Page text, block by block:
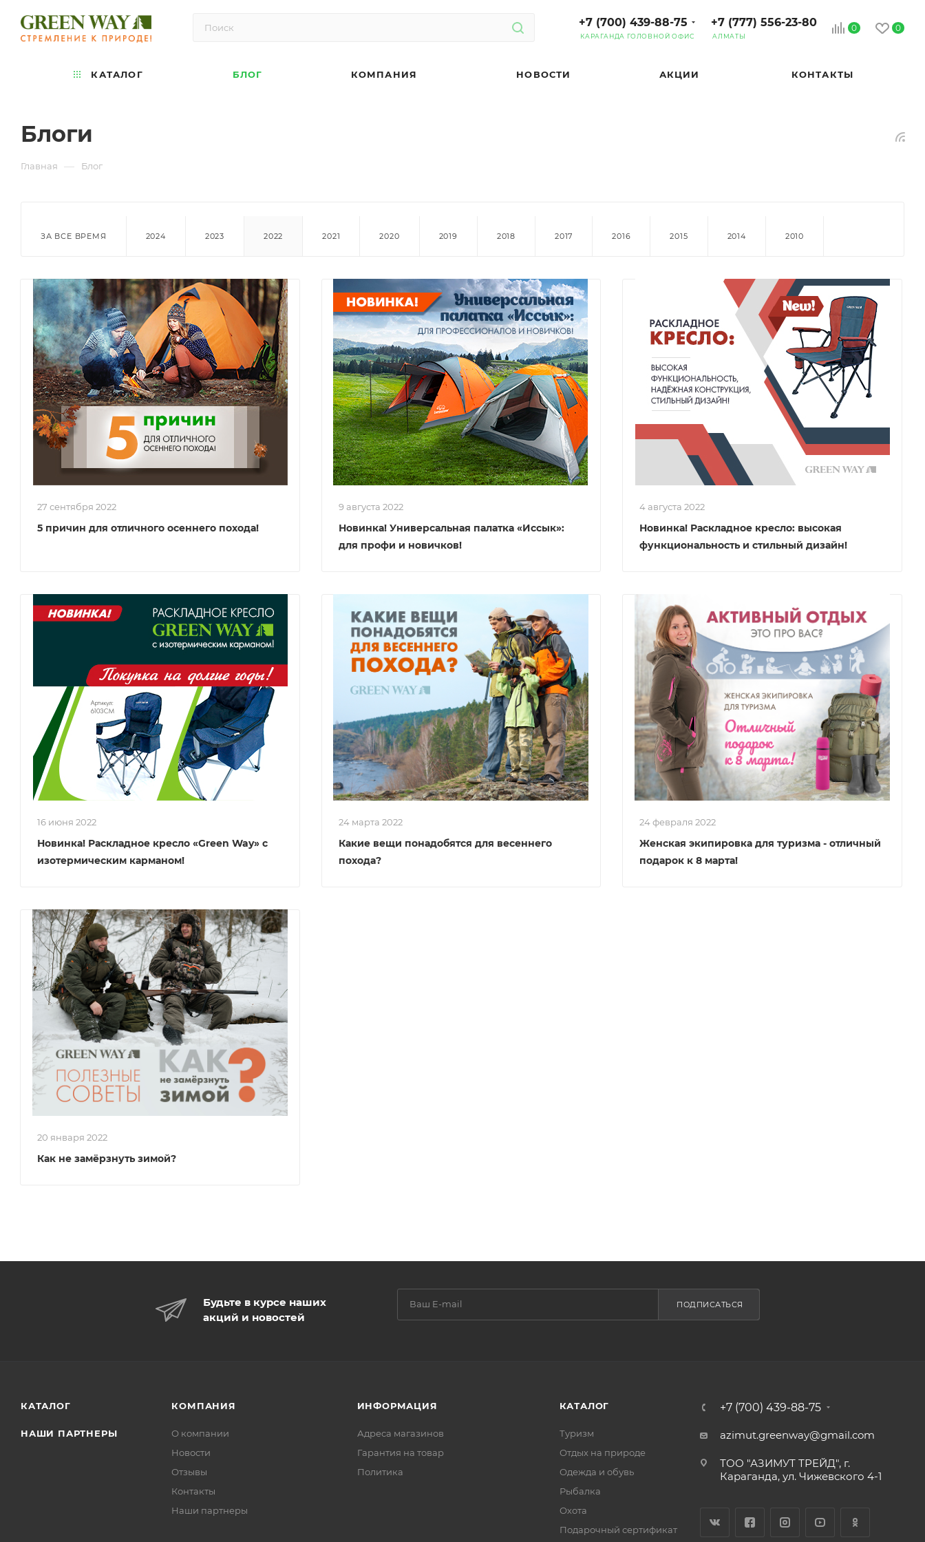
0 0
+7 (777) 556-23-80
АЛМАТЫ
+7 (700) 439-88-75
КАРАГАНДА ГОЛОВНОЙ ОФИС
КАТАЛОГ БЛОГ КОМПАНИЯ НОВОСТИ АКЦИИ КОНТАКТЫ
Блоги
Главная — Блог
ЗА ВСЕ ВРЕМЯ 2024 2023 2022 2021 2020 2019 2018 2017 2016 2015 2014 2010
27 сентября 2022
5 причин для отличного осеннего похода!
9 августа 2022
Новинка! Универсальная палатка «Иссык»:
для профи и новичков!
4 августа 2022
Новинка! Раскладное кресло: высокая
функциональность и стильный дизайн!
16 июня 2022
Новинка! Раскладное кресло «Green Way» с
изотермическим карманом!
24 марта 2022
Какие вещи понадобятся для весеннего
похода?
24 февраля 2022
Женская экипировка для туризма - отличный
подарок к 8 марта!
20 января 2022
Как не замёрзнуть зимой?
Будьте в курсе наших
акций и новостей
ПОДПИСАТЬСЯ
КАТАЛОГ
НАШИ ПАРТНЕРЫ
КОМПАНИЯ
О компании
Новости
Отзывы
Контакты
Наши партнеры
ИНФОРМАЦИЯ
Адреса магазинов
Гарантия на товар
Политика
КАТАЛОГ
Туризм
Отдых на природе
Одежда и обувь
Рыбалка
Охота
Подарочный сертификат
+7 (700) 439-88-75
azimut.greenway@gmail.com
ТОО "АЗИМУТ ТРЕЙД", г.
Караганда, ул. Чижевского 4-1